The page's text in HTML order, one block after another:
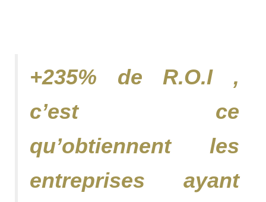
+235% de R.O.I ,
c’est ce
qu’obtiennent les
entreprises ayant